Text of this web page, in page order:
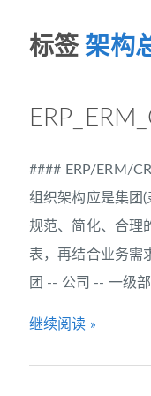
标签架构
#### ERP/ERM/
组织架构应是集团
规范、简化、合理
表，再结合业务需
团 -- 公司 -- 一级
继续阅读 »